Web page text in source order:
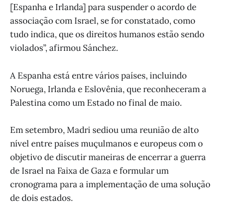
[Espanha e Irlanda] para suspender o acordo de
associação com Israel, se for constatado, como
tudo indica, que os direitos humanos estão sendo
violados”, afirmou Sánchez.
A Espanha está entre vários países, incluindo
Noruega, Irlanda e Eslovênia, que reconheceram a
Palestina como um Estado no final de maio.
Em setembro, Madri sediou uma reunião de alto
nível entre países muçulmanos e europeus com o
objetivo de discutir maneiras de encerrar a guerra
de Israel na Faixa de Gaza e formular um
cronograma para a implementação de uma solução
de dois estados.